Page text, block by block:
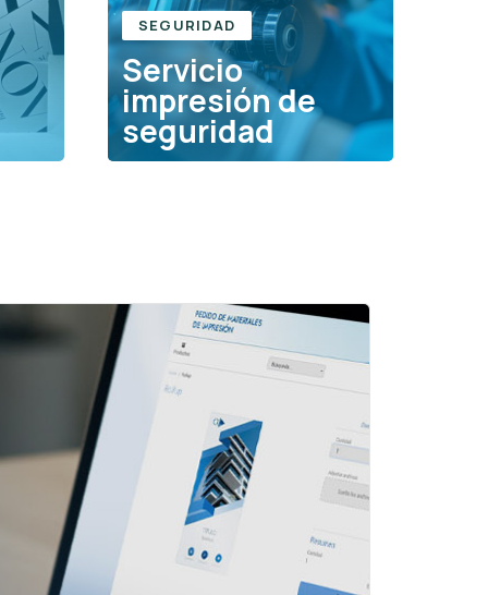
SEGURIDAD
Servicio
impresión de
seguridad